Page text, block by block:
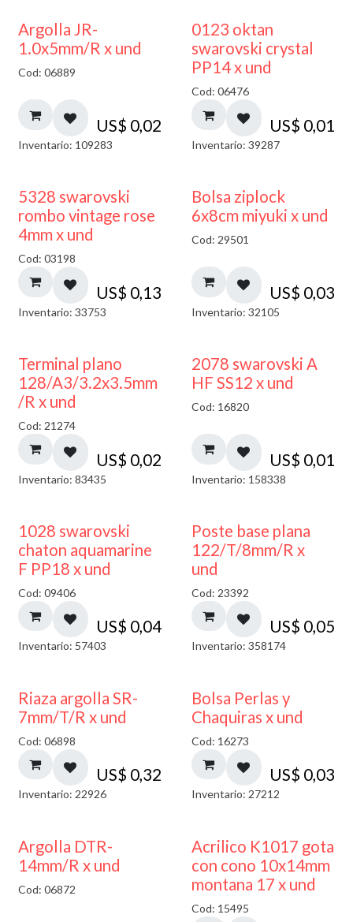
Argolla JR-
1.0x5mm/R x und
Cod: 06889
US$ 0,02
Inventario: 109283
0123 oktan
swarovski crystal
PP14 x und
Cod: 06476
US$ 0,01
Inventario: 39287
5328 swarovski
rombo vintage rose
4mm x und
Cod: 03198
US$ 0,13
Inventario: 33753
¡NUEVO!
Bolsa ziplock
6x8cm miyuki x und
Cod: 29501
US$ 0,03
Inventario: 32105
Terminal plano
128/A3/3.2x3.5mm
/R x und
Cod: 21274
US$ 0,02
Inventario: 83435
2078 swarovski A
HF SS12 x und
Cod: 16820
US$ 0,01
Inventario: 158338
1028 swarovski
chaton aquamarine
F PP18 x und
Cod: 09406
US$ 0,04
Inventario: 57403
Poste base plana
122/T/8mm/R x
und
Cod: 23392
US$ 0,05
Inventario: 358174
Riaza argolla SR-
7mm/T/R x und
Cod: 06898
US$ 0,32
Inventario: 22926
Bolsa Perlas y
Chaquiras x und
Cod: 16273
US$ 0,03
Inventario: 27212
Argolla DTR-
14mm/R x und
Cod: 06872 50% DESCUENTO
Acrilico K1017 gota
con cono 10x14mm
montana 17 x und
Cod: 15495